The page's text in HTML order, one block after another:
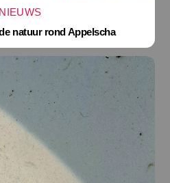
natuur rond Appelscha